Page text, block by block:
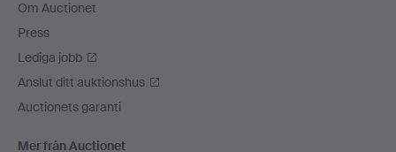
Om Auctionet
Press
Lediga jobb
Anslut ditt auktionshus
Auctionets garanti
Mer från Auctionet